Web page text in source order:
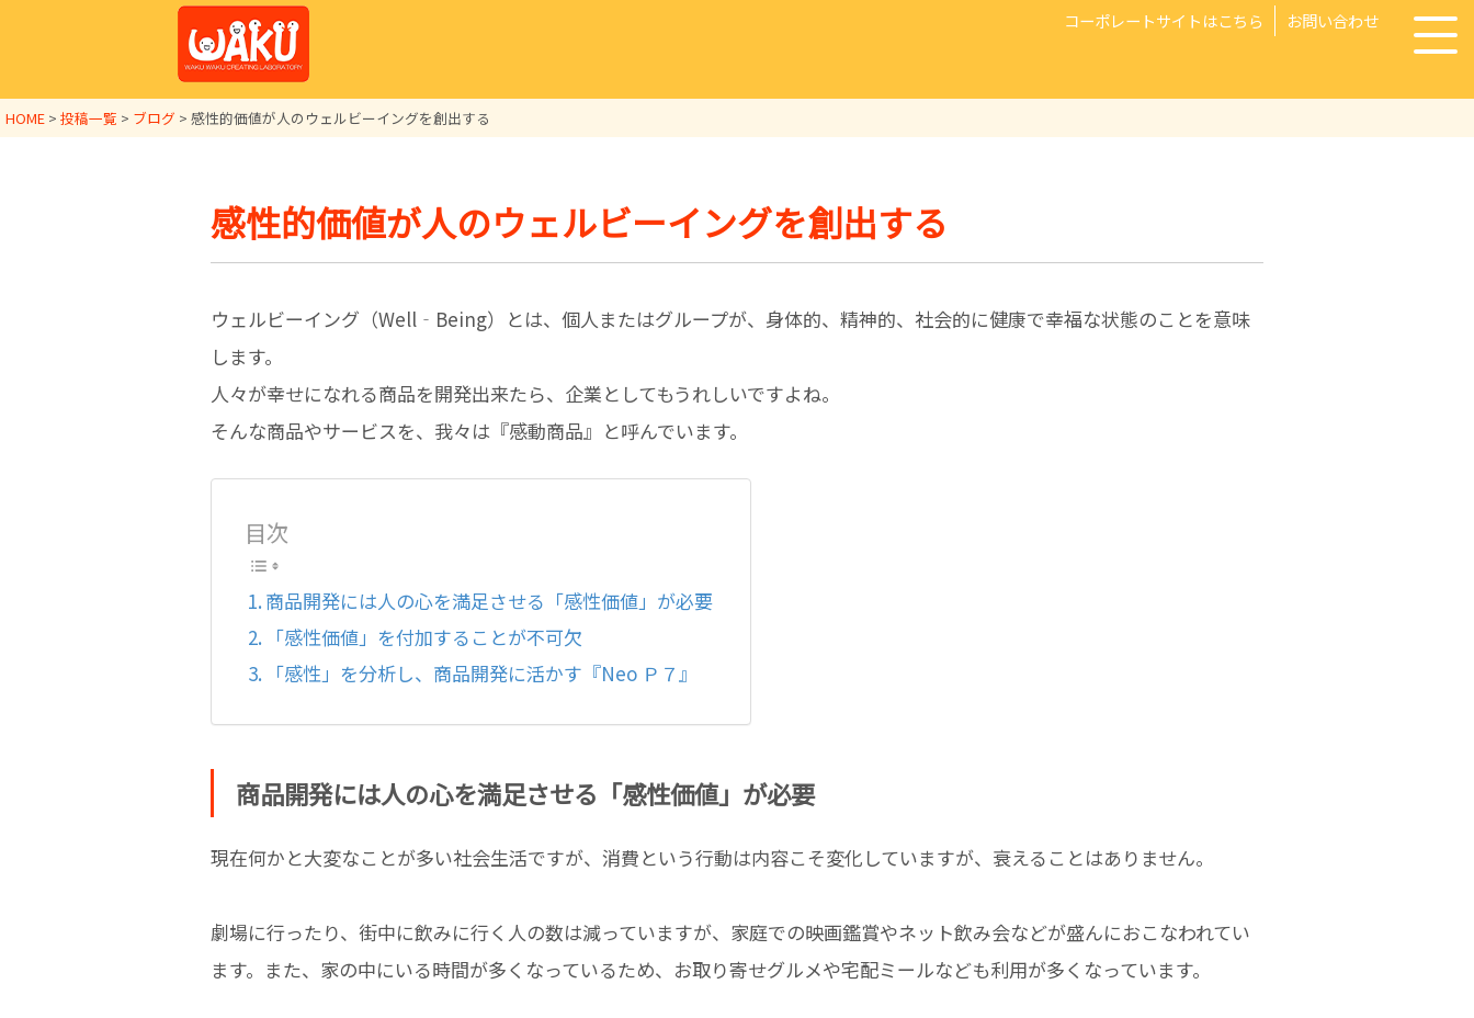
コーポレートサイトはこちら お問い合わせ
HOME > 投稿一覧 > ブログ > 感性的価値が人のウェルビーイングを創出する
感性的価値が人のウェルビーイングを創出する
ウェルビーイング（Well‐Being）とは、個人またはグループが、身体的、精神的、社会的に健康で幸福な状態のことを意味
します。
人々が幸せになれる商品を開発出来たら、企業としてもうれしいですよね。
そんな商品やサービスを、我々は『感動商品』と呼んでいます。
目次
商品開発には人の心を満足させる「感性価値」が必要
「感性価値」を付加することが不可欠
「感性」を分析し、商品開発に活かす『Neo Ｐ７』
商品開発には人の心を満足させる「感性価値」が必要
現在何かと大変なことが多い社会生活ですが、消費という行動は内容こそ変化していますが、衰えることはありません。
劇場に行ったり、街中に飲みに行く人の数は減っていますが、家庭での映画鑑賞やネット飲み会などが盛んにおこなわれてい
ます。また、家の中にいる時間が多くなっているため、お取り寄せグルメや宅配ミールなども利用が多くなっています。